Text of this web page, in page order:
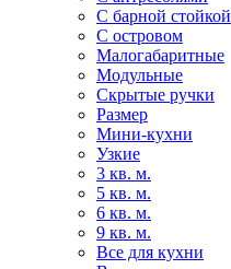
С барной стойкой
С островом
Малогабаритные
Модульные
Скрытые ручки
Размер
Мини-кухни
Узкие
3 кв. м.
5 кв. м.
6 кв. м.
9 кв. м.
Все для кухни